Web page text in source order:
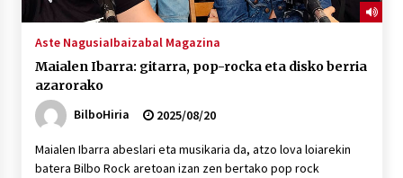
Aste NagusiaIbaizabal Magazina
Maialen Ibarra: gitarra, pop-rocka eta disko berria
azarorako
BilboHiria
2025/08/20
Maialen Ibarra abeslari eta musikaria da, atzo lova loiarekin
batera Bilbo Rock aretoan izan zen bertako pop rock